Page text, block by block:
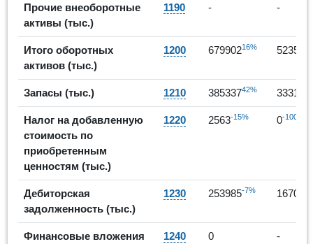
Прочие внеоборотные
активы (тыс.)
1190 - -
Итого оборотных
активов (тыс.)
1200 67990216% 523557
Запасы (тыс.) 1210 38533742% 333116
Налог на добавленную
стоимость по
приобретенным
ценностям (тыс.)
1220 2563-15% 0-100%
Дебиторская
задолженность (тыс.)
1230 253985-7% 167046
Финансовые вложения
1240 0 -